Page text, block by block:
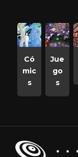
Có
mic
s
Jue
go
s